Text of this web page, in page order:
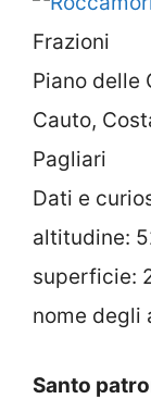
Frazioni
Piano delle
Cauto,
Pagliari
Dati e
altitudine:
superficie:
nome degli
Santo